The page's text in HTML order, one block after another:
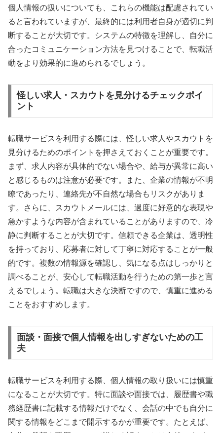
個人情報の扱いについても、これらの機能は配慮されてい
ると言われていますが、最終的には利用者自身が適切に判
断することが大切です。システムの特徴を理解し、自分に
合ったコミュニケーション方法を見つけることで、転職活
動をより効果的に進められるでしょう。
怪しい求人・スカウトを見分けるチェックポイ
ント
転職サービスを利用する際には、怪しい求人やスカウトを
見分けるためのポイントを押さえておくことが重要です。
まず、求人内容が具体的でない場合や、給与が異常に高い
と感じるものは注意が必要です。また、企業の情報が不明
瞭であったり、連絡先が不自然な場合もリスクがありま
す。さらに、スカウトメールには、過度に好意的な表現や
急かすような内容が含まれていることがありますので、冷
静に判断することが大切です。信頼できる企業は、透明性
を持っており、応募者に対して丁寧に対応することが一般
的です。複数の情報源を確認し、気になる点はしっかりと
調べることが、安心して転職活動を行うための第一歩と言
えるでしょう。転職は大きな決断ですので、慎重に進める
ことをおすすめします。
面談・面接で個人情報を出しすぎないための工
夫
転職サービスを利用する際、個人情報の取り扱いには慎重
になることが大切です。特に面談や面接では、履歴書や職
務経歴書に記載する情報だけでなく、会話の中でも自分に
関する情報をどこまで開示するかが重要です。たとえば、